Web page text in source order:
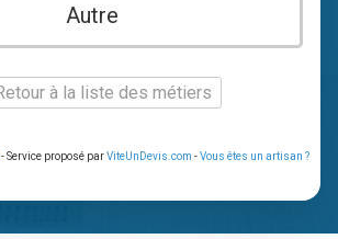
Autre
à la liste des métiers
- Service proposé parViteUnDevis.com -Vous êtes un artisan ?